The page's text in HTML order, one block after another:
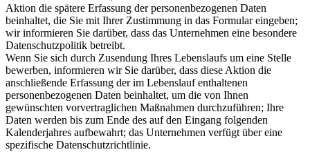
Aktion die spätere Erfassung der personenbezogenen Daten
beinhaltet, die Sie mit Ihrer Zustimmung in das Formular eingeben;
wir informieren Sie darüber, dass das Unternehmen eine besondere
Datenschutzpolitik betreibt.
Wenn Sie sich durch Zusendung Ihres Lebenslaufs um eine Stelle
bewerben, informieren wir Sie darüber, dass diese Aktion die
anschließende Erfassung der im Lebenslauf enthaltenen
personenbezogenen Daten beinhaltet, um die von Ihnen
gewünschten vorvertraglichen Maßnahmen durchzuführen; Ihre
Daten werden bis zum Ende des auf den Eingang folgenden
Kalenderjahres aufbewahrt; das Unternehmen verfügt über eine
spezifische Datenschutzrichtlinie.